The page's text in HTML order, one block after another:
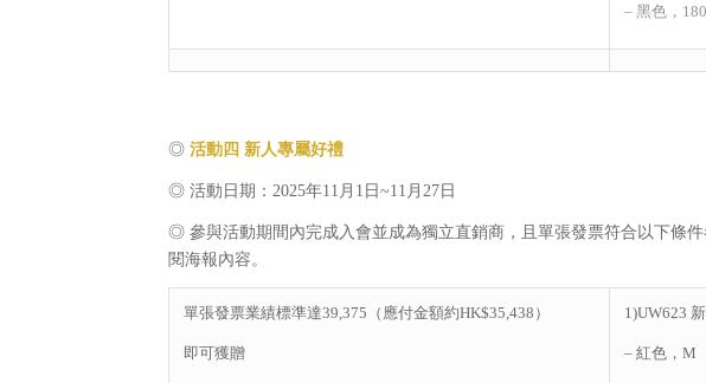
– 黑色，
◎ 活動四 新人專屬好禮
◎ 活動日期：2025年11月1日~11月27日
◎ 參與活動期間內完成入會並成為獨立直銷商，且單張發票符合以下條
閱海報內容。
單張發票業績標準達39,375（應付金額約HK$35,438）
即可獲贈
1)UW623
– 紅色，M